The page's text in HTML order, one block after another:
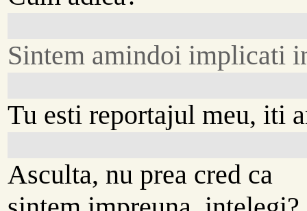
Sintem amindoi implicati
Tu esti reportajul meu, iti
Asculta, nu prea cred ca